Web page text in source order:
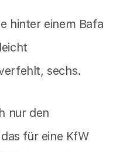
hinter einem Bafa
sechs.
nur den
für eine KfW